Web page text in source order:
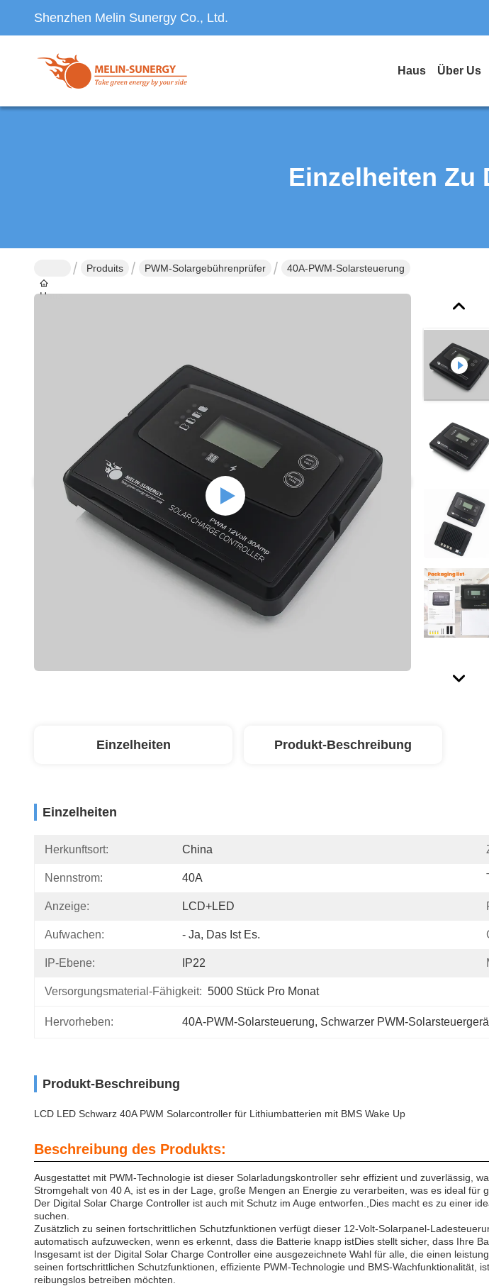
Shenzhen Melin Sunergy Co., Ltd.
Haus Über Us
Einzelheiten Zu
Haus
Produits PWM-Solargebührenprüfer 40A-PWM-Solarsteuerung
Einzelheiten Produkt-Beschreibung
Einzelheiten
Herkunftsort: China
Nennstrom: 40A
Anzeige: LCD+LED
Aufwachen: - Ja, Das Ist Es.
IP-Ebene: IP22
Versorgungsmaterial-Fähigkeit: 5000 Stück Pro Monat
Hervorheben: 40A-PWM-Solarsteuerung, Schwarzer PWM-
Produkt-Beschreibung
LCD LED Schwarz 40A PWM Solarcontroller für Lithiumbatterien mit BMS Wake Up
Beschreibung des Produkts:
Ausgestattet mit PWM-Technologie ist dieser Solarladungskontroller sehr effizient und zuverlässig,
Stromgehalt von 40 A, ist es in der Lage, große Mengen an Energie zu verarbeiten, was es ideal für
Der Digital Solar Charge Controller ist auch mit Schutz im Auge entworfen.,Dies macht es zu einer
suchen.
Zusätzlich zu seinen fortschrittlichen Schutzfunktionen verfügt dieser 12-Volt-Solarpanel-
automatisch aufzuwecken, wenn es erkennt, dass die Batterie knapp istDies stellt sicher, dass Ihre
Insgesamt ist der Digital Solar Charge Controller eine ausgezeichnete Wahl für alle, die einen
seinen fortschrittlichen Schutzfunktionen, effiziente PWM-Technologie und BMS-
reibungslos betreiben möchten.